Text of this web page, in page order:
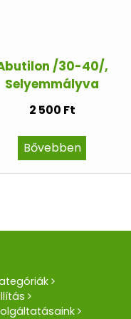
/30-40/,
Selyemmályva
2 500 Ft
Bővebben